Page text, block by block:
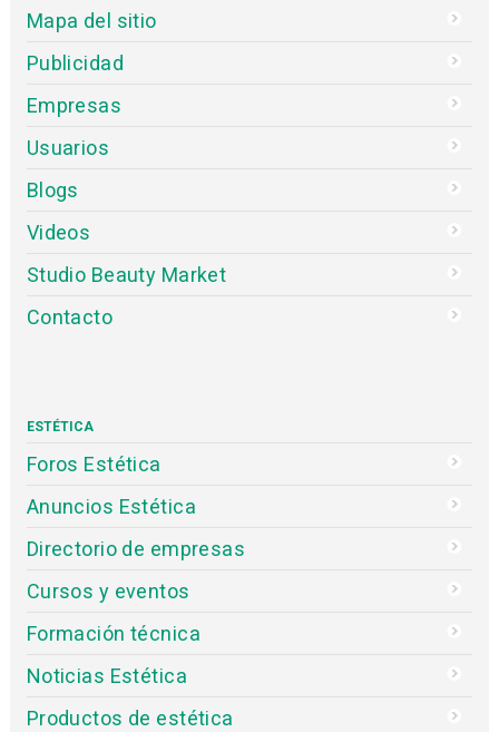
Mapa del sitio
Publicidad
Empresas
Usuarios
Blogs
Videos
Studio Beauty Market
Contacto
ESTÉTICA
Foros Estética
Anuncios Estética
Directorio de empresas
Cursos y eventos
Formación técnica
Noticias Estética
Productos de estética